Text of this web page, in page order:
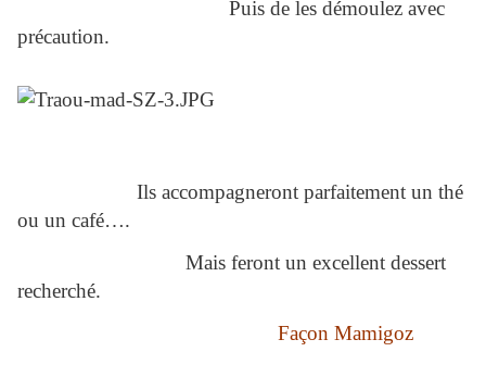
Puis de les démoulez avec
précaution.
Ils accompagneront parfaitement un thé
ou un café….
Mais feront un excellent dessert
recherché.
Façon Mamigoz